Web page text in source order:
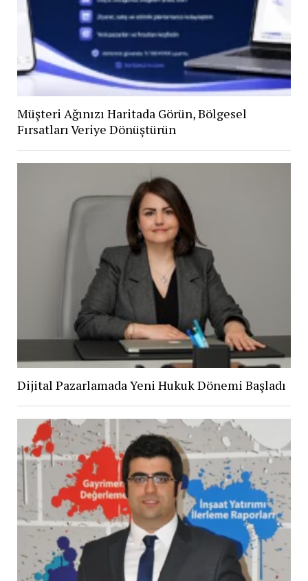
Müşteri Ağınızı Haritada Görün, Bölgesel
Fırsatları Veriye Dönüştürün
Dijital Pazarlamada Yeni Hukuk Dönemi Başladı